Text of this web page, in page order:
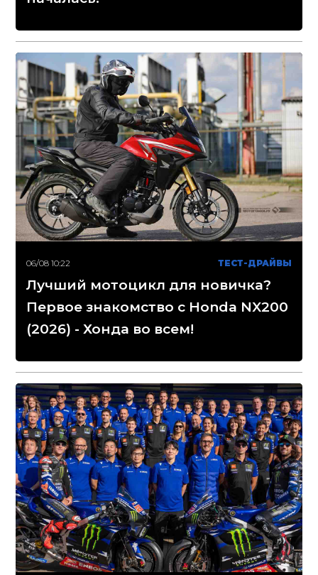
06/08 10:22 ТЕСТ-ДРАЙВЫ
Лучший мотоцикл для новичка?
Первое знакомство с Honda NX200
(2026) - Хонда во всем!